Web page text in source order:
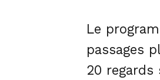
Le
passages
20 regards